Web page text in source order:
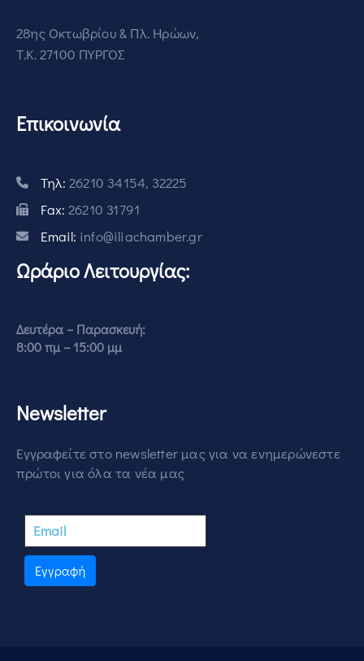
28ης Οκτωβρίου & Πλ. Ηρώων,
Τ.Κ. 27100 ΠΥΡΓΟΣ
Επικοινωνία
Τηλ: 26210 34154, 32225
Fax: 26210 31791
Email: info@iliachamber.gr
Ωράριο Λειτουργίας:
Δευτέρα – Παρασκευή:
8:00 πμ – 15:00 μμ
Newsletter
Εγγραφείτε στο newsletter μας για να ενημερώνεστε
πρώτοι για όλα τα νέα μας
Εγγραφή